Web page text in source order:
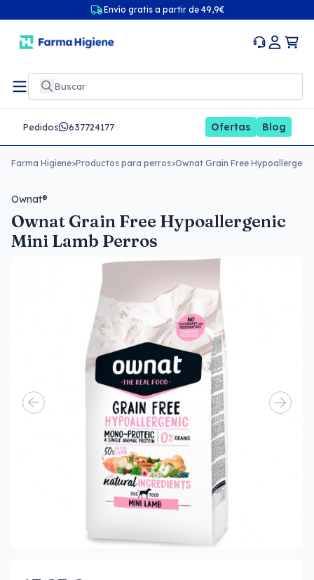
Envío gratis a partir de 49,9€
Pedidos 637724177 Ofertas Blog
Farma Higiene>Productos para perros>Ownat Grain Free
Ownat®
Ownat Grain Free Hypoallergenic
Mini Lamb Perros